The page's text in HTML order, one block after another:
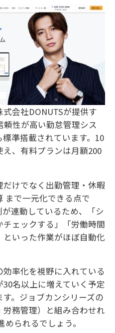
式会社DONUTSが提供す
性が高い勤怠管理シス
準搭載されています。10
、有料プランは月額200
けでなく出勤管理・休暇
まで一元化できる点で
連動しているため、「シ
ェックする」「労働時間
いった作業がほぼ自動化
率化を視野に入れている
名以上に増えていく予定
。ジョブカンシリーズの
務管理）と組み合わせれ
られるでしょう。